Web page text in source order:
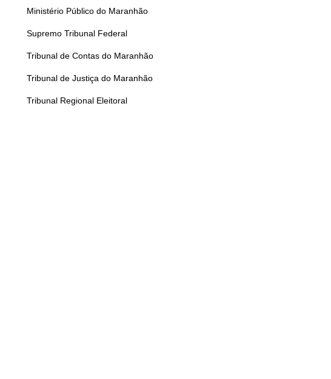
Ministério Público do Maranhão
Supremo Tribunal Federal
Tribunal de Contas do Maranhão
Tribunal de Justiça do Maranhão
Tribunal Regional Eleitoral